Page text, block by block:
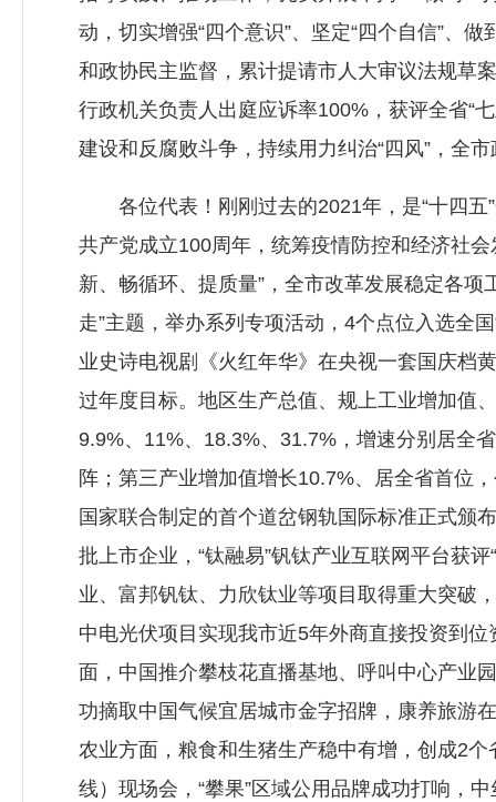
动，切实增强“四个意识”、坚定“四个自信”、
和政协民主监督，累计提请市人大审议法规草
行政机关负责人出庭应诉率100%，获评全省“
建设和反腐败斗争，持续用力纠治“四风”，全
各位代表！刚刚过去的2021年，是“十四五”
共产党成立100周年，统筹疫情防控和经济社
新、畅循环、提质量”，全市改革发展稳定各
走”主题，举办系列专项活动，4个点位入选全
业史诗电视剧《火红年华》在央视一套国庆档
过年度目标。地区生产总值、规上工业增加值
9.9%、11%、18.3%、31.7%，增速分别居全
阵；第三产业增加值增长10.7%、居全省首位
国家联合制定的首个道岔钢轨国际标准正式颁
批上市企业，“钛融易”钒钛产业互联网平台获
业、富邦钒钛、力欣钛业等项目取得重大突破
中电光伏项目实现我市近5年外商直接投资到
面，中国推介攀枝花直播基地、呼叫中心产业
功摘取中国气候宜居城市金字招牌，康养旅游
农业方面，粮食和生猪生产稳中有增，创成2
线）现场会，“攀果”区域公用品牌成功打响，